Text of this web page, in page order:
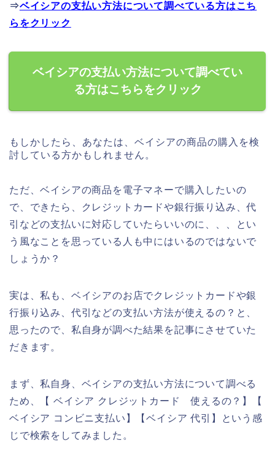
⇒ベイシアの支払い方法について調べている方はこち
らをクリック
ベイシアの支払い方法について調べてい
る方はこちらをクリック
もしかしたら、あなたは、ベイシアの商品の購入を検
討している方かもしれません。
ただ、ベイシアの商品を電子マネーで購入したいの
で、できたら、クレジットカードや銀行振り込み、代
引などの支払いに対応していたらいいのに、、、とい
う風なことを思っている人も中にはいるのではないで
しょうか？
実は、私も、ベイシアのお店でクレジットカードや銀
行振り込み、代引などの支払い方法が使えるの？と、
思ったので、私自身が調べた結果を記事にさせていた
だきます。
まず、私自身、ベイシアの支払い方法について調べる
ため、【 ベイシア クレジットカード 使えるの？】【
ベイシア コンビニ支払い】【ベイシア 代引】という感
じで検索をしてみました。